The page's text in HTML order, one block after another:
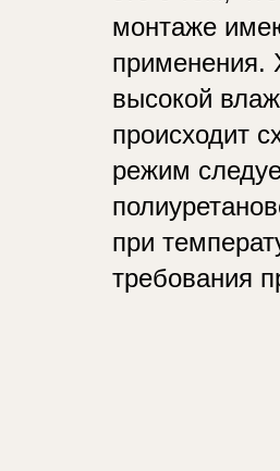
монтаже
применения.
высокой
происходит
режим
при
требования